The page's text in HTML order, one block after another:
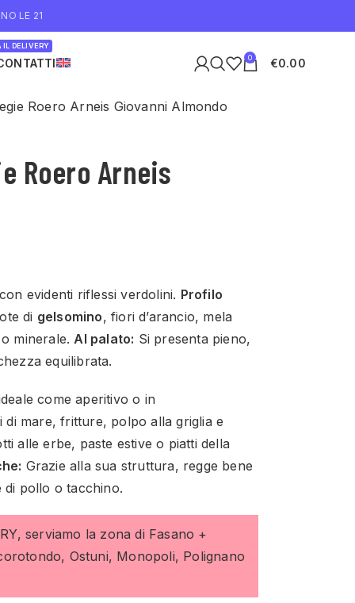
LE 21
IL DELIVERY
0 €0.00
Roero Arneis Giovanni Almondo
Roero Arneis
evidenti riflessi verdolini. Profilo
di gelsomino, fiori d’arancio, mela
minerale.Al palato: Si presenta pieno,
equilibrata.
come aperitivo o in
di mare, fritture, polpo alla griglia e
alle erbe, paste estive o piatti della
Grazie alla sua struttura, regge bene
di pollo o tacchino.
serviamo la zona di Fasano +
Ostuni, Monopoli, Polignano